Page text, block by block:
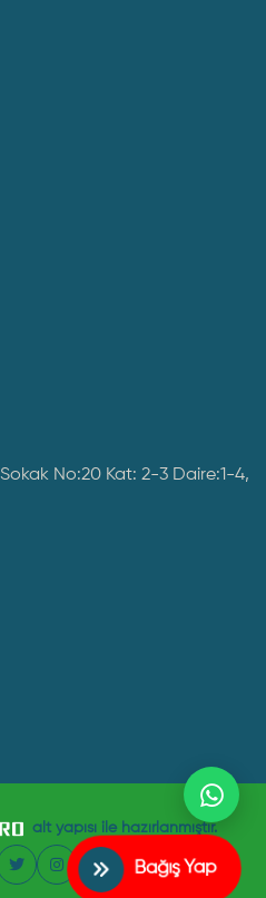
No:20 Kat: 2-3 Daire:1-4,
alt yapısı ile hazırlanmıştır.
TwitterInstagram Bağış Yap